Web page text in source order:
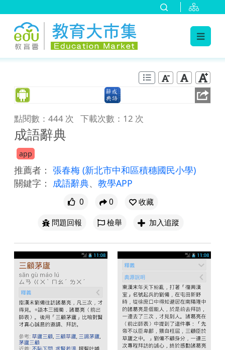
點閱數：444 次 下載次數：12 次
成語辭典
app
推薦者： 張春梅 (新北市中和區積穗國民小學)
關鍵字： 成語辭典、 教學APP
0 0
收藏
問題回報
檢舉 加入追蹤